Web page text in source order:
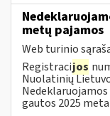
metų pajamos
Web turinio
Registracijos
Nuolatinių
gautos 2025